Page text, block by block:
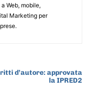
Web, mobile,
Marketing per
d’autore: approvata
la IPRED2